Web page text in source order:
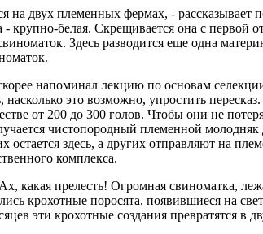
на двух племенных фермах, -
- крупно-белая. Скрещивается она с
Здесь разводится еще одна
напоминал лекцию по основам
это возможно, упростить
от 200 до 300 голов. Чтобы они не
чистопородный племенной молодняк
остается здесь, а других отправляют на
комплекса.
какая прелесть! Огромная свиноматка,
крохотные поросята, появившиеся на
эти крохотные создания